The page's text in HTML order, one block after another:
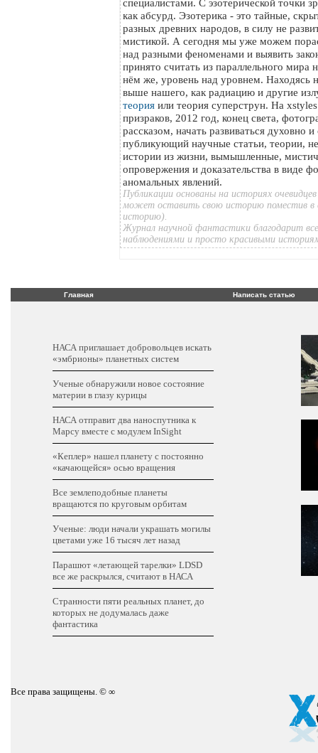
специалистами. С эзотерической точки
как абсурд. Эзотерика - это тайные,
разных древних народов, в силу не
мистикой. А сегодня мы уже можем
над разными феноменами и выявить
принято считать из параллельного мира
нём же, уровень над уровнем. Находясь
выше нашего, как радиацию и другие
теория или теория суперструн. На
призраков, 2012 год, конец света,
рассказом, начать развиваться духовно
публикующий научные статьи, теории,
истории из жизни, вымышленные,
опровержения и доказательства в виде
аномальных явлений.
Публикации основаны на историях
может оставить свою историю поместив в
историю).
Журнал научной фантастики благодарит
наблюдениями и просто красивыми
Главная Написать статью
НАСА приглашает добровольцев искать
«эмбрионы» планетных систем
Ученые обнаружили новое состояние
материи в глазу курицы
НАСА отправит два наноспутника к
Марсу вместе с модулем InSight
«Кеплер» нашел планету с постоянно
«качающейся» осью вращения
Все землеподобные планеты
вращаются по круговым орбитам
Ученые: люди начали украшать могилы
цветами уже 16 тысяч лет назад
Парашют «летающей тарелки» LDSD
все же раскрылся, считают в НАСА
Странности пяти реальных планет, до
которых не додумалась даже
фантастика
Все права защищены. © ∞